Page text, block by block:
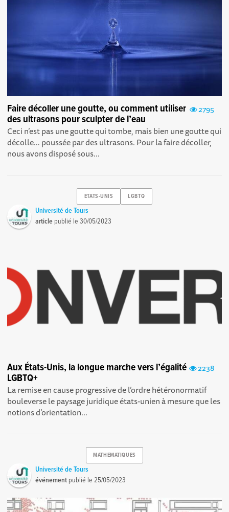
2795
Faire décoller une goutte, ou comment utiliser
des ultrasons pour sculpter de l’eau
Ceci n’est pas une goutte qui tombe, mais bien une goutte qui
décolle… poussée par des ultrasons. Pour la faire décoller,
nous avons disposé sous...
ETATS-UNIS LGBTQ
Université de Tours
article publié le30/05/2023
2238
Aux États-Unis, la longue marche vers l’égalité
LGBTQ+
La remise en cause progressive de l’ordre hétéronormatif
bouleverse le paysage juridique états-unien à mesure que les
notions d’orientation...
MATHEMATIQUES
Université de Tours
événement publié le25/05/2023